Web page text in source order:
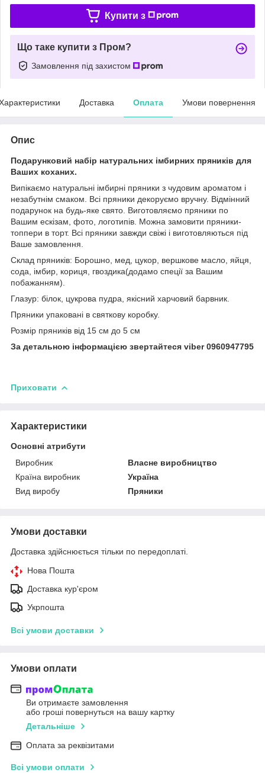
Купити з
Що таке купити з Пром?
Замовлення під захистом
Доставка Оплата Умови повернення
Опис
Подарунковий набір натуральних імбирних пряників для
Ваших коханих.
Випікаємо натуральні імбирні пряники з чудовим ароматом і
незабутнім смаком. Всі пряники декоруємо вручну. Відмінний
подарунок на будь-яке свято. Виготовляємо пряники по
Вашим ескізам, фото, логотипів. Можна замовити пряники-
топпери в торт. Всі пряники завжди свіжі і виготовляються під
Ваше замовлення.
Склад пряників: Борошно, мед, цукор, вершкове масло, яйця,
сода, імбир, кориця, гвоздика(додамо спеції за Вашим
побажанням).
Глазур: білок, цукрова пудра, якісний харчовий барвник.
Пряники упаковані в святкову коробку.
Розмір пряників від 15 см до 5 см
За детальною інформацією звертайтеся viber 0960947795
Приховати
Характеристики
Основні атрибути
Виробник
Власне виробництво
Країна виробник
Україна
Вид виробу
Пряники
Умови доставки
Доставка здійснюється тільки по передоплаті.
Нова Пошта
Доставка кур'єром
Укрпошта
Всі умови доставки
Умови оплати
Ви отримаєте замовлення
або гроші повернуться на вашу картку
Детальніше
Оплата за реквізитами
Всі умови оплати